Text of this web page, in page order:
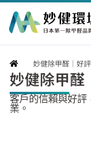
跳
妙健除甲醛｜好
妙健除甲醛
客戶的信賴與好評
業。